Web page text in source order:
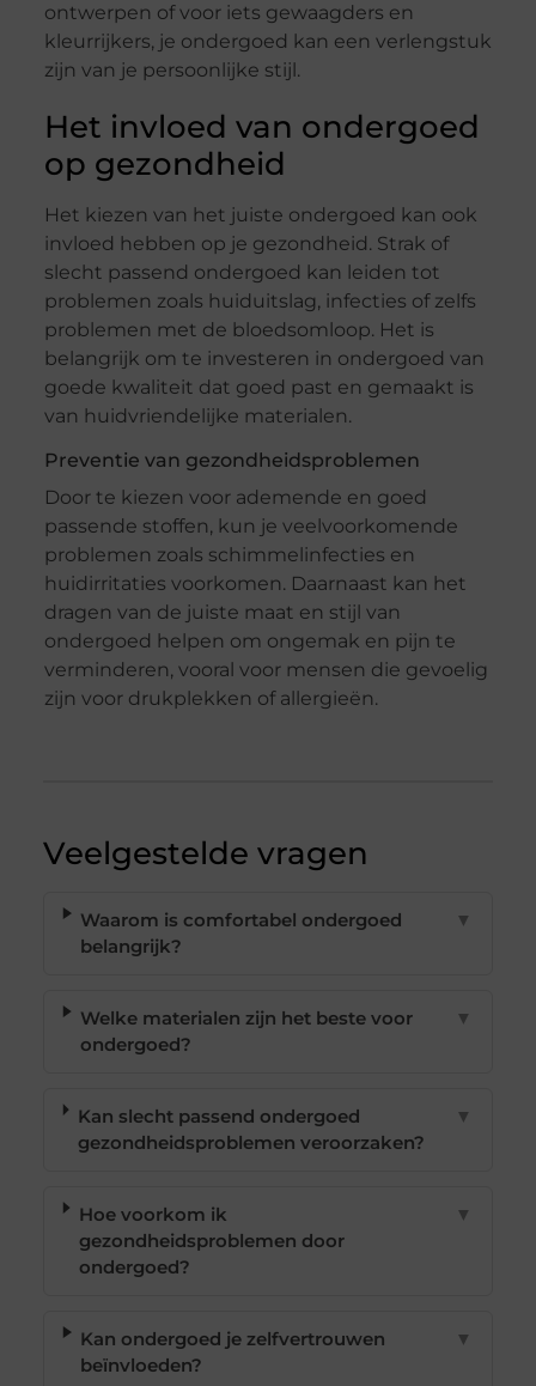
ontwerpen of voor iets gewaagders en
kleurrijkers, je ondergoed kan een verlengstuk
zijn van je persoonlijke stijl.
Het invloed van ondergoed
op gezondheid
Het kiezen van het juiste ondergoed kan ook
invloed hebben op je gezondheid. Strak of
slecht passend ondergoed kan leiden tot
problemen zoals huiduitslag, infecties of zelfs
problemen met de bloedsomloop. Het is
belangrijk om te investeren in ondergoed van
goede kwaliteit dat goed past en gemaakt is
van huidvriendelijke materialen.
Preventie van gezondheidsproblemen
Door te kiezen voor ademende en goed
passende stoffen, kun je veelvoorkomende
problemen zoals schimmelinfecties en
huidirritaties voorkomen. Daarnaast kan het
dragen van de juiste maat en stijl van
ondergoed helpen om ongemak en pijn te
verminderen, vooral voor mensen die gevoelig
zijn voor drukplekken of allergieën.
Veelgestelde vragen
Waarom is comfortabel ondergoed
belangrijk?
▼
Welke materialen zijn het beste voor
ondergoed?
▼
Kan slecht passend ondergoed
gezondheidsproblemen veroorzaken?
▼
Hoe voorkom ik
gezondheidsproblemen door
ondergoed?
▼
Kan ondergoed je zelfvertrouwen
beïnvloeden?
▼